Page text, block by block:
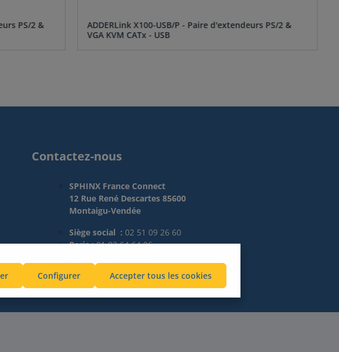
PS/2 &
ADDERLink X100-USB/P - Paire d'extendeurs PS/2 &
VGA KVM CATx - USB
Contactez-nous
SPHINX France Connect
12 Rue René Descartes 85600
Montaigu-Vendée
Siège social : 02 51 09 26 60
Paris :01 83 64 64 06
Configurer Accepter tous les cookies